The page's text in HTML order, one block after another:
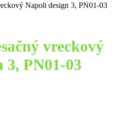
Napoli design 3, PN01-03
vreckový
3, PN01-03